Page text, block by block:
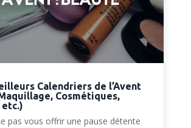
Calendriers de l’Avent
Cosmétiques,
etc.)
pas vous offrir une pause détente